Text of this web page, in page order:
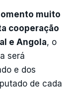
muito
cooperação
e Angola, o
será
e dos
de cada